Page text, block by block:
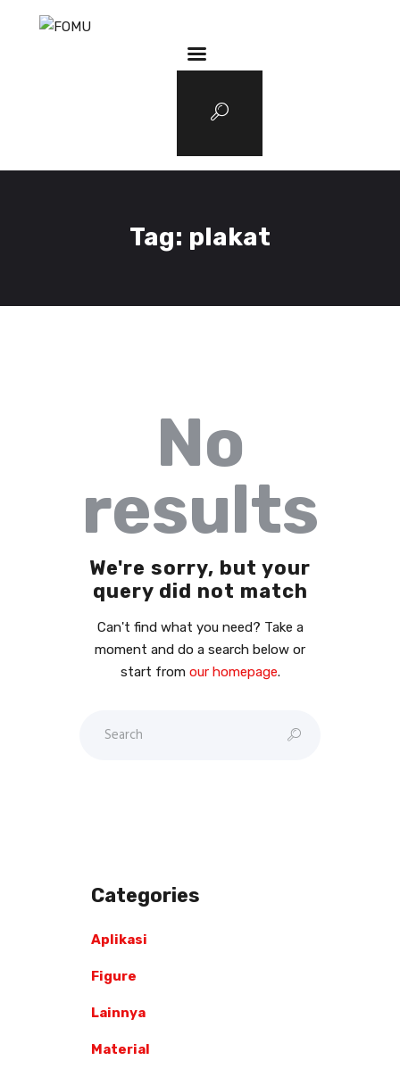
Tag: plakat
Tentang FOMU
Blog
No
results
We're sorry, but your
query did not match
Can't find what you need? Take a
moment and do a search below or
start from our homepage.
Categories
Aplikasi
Figure
Lainnya
Material